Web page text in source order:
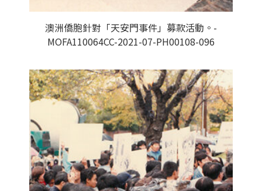
澳洲僑胞針對「天安門事件」募款活動。-
MOFA110064CC-2021-07-PH00108-096